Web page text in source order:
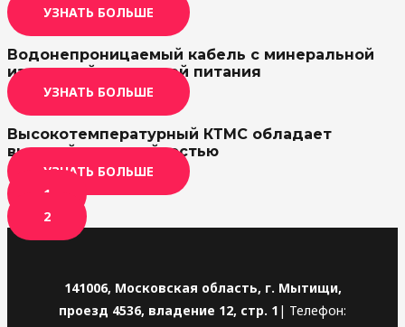
УЗНАТЬ БОЛЬШЕ
Водонепроницаемый кабель с минеральной
изоляцией для цепей питания
УЗНАТЬ БОЛЬШЕ
Высокотемпературный КТМС обладает
высокой водостойкостью
УЗНАТЬ БОЛЬШЕ
1
2
141006, Московская область, г. Мытищи,
проезд 4536, владение 12, стр. 1 | Телефон: